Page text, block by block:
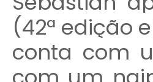
(42ª edição
conta com